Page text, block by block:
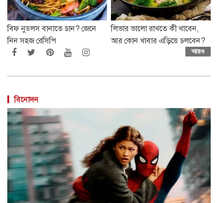
বিফ নুডলস বানাতে চান? জেনে
নিন সহজ রেসিপি
লিভার ভালো রাখতে কী খাবেন,
আর কোন খাবার এড়িয়ে চলবেন?
আরও
বিনোদন